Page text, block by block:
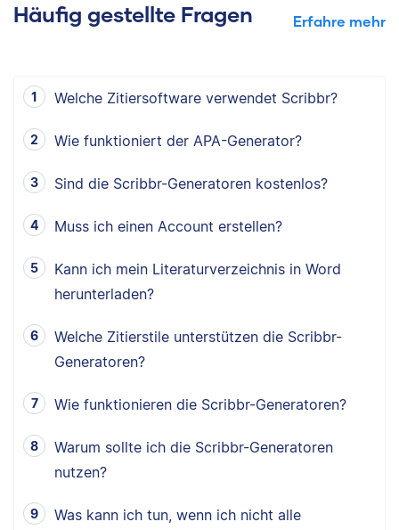
Häufig gestellte Fragen Erfahre mehr
Welche Zitiersoftware verwendet Scribbr?
Wie funktioniert der APA-Generator?
Sind die Scribbr-Generatoren kostenlos?
Muss ich einen Account erstellen?
Kann ich mein Literaturverzeichnis in Word
herunterladen?
Welche Zitierstile unterstützen die Scribbr-
Generatoren?
Wie funktionieren die Scribbr-Generatoren?
Warum sollte ich die Scribbr-Generatoren
nutzen?
Was kann ich tun, wenn ich nicht alle